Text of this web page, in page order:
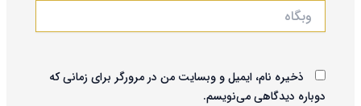
ذخیره نام، ایمیل و وبسایت من در مرورگر برای زمانی که
دوباره دیدگاهی می‌نویسم.